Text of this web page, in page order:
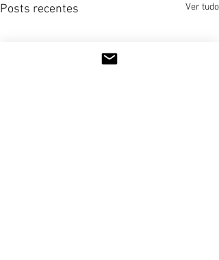
Posts recentes Ver tudo